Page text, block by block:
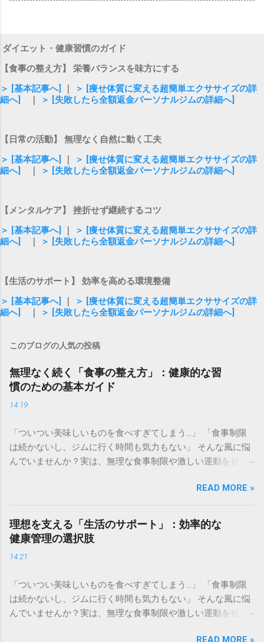
ダイエット・健康習慣のガイド
【食事の整え方】 栄養バランスを味方にする
＞ [基本記事へ]
＞ [痩せ体質に変える超簡単エクササイズの詳
細へ]
＞ [失敗したら全額返金パーソナルジムの詳細へ]
【日常の活動】 無理なく自然に動く工夫
＞ [基本記事へ]
＞ [痩せ体質に変える超簡単エクササイズの詳
細へ]
＞ [失敗したら全額返金パーソナルジムの詳細へ]
【メンタルケア】 挫折せず継続するコツ
＞ [基本記事へ]
＞ [痩せ体質に変える超簡単エクササイズの詳
細へ]
＞ [失敗したら全額返金パーソナルジムの詳細へ]
【生活のサポート】 効率を高める環境整備
＞ [基本記事へ]
＞ [痩せ体質に変える超簡単エクササイズの詳
細へ]
＞ [失敗したら全額返金パーソナルジムの詳細へ]
このブログの人気の投稿
無理なく続く「食事の整え方」：健康的な習
慣のための基本ガイド
14:19
「ついつい美味しいものを食べすぎてしまう…」 「食事制限
は続かないし、ジムに行く時間も気力もない」 そんな風に悩
んでいませんか？実は、無理な食事制限や激しい運動をせず
法はあります。長年維持している僕の習慣と、理想のボディ
メイクをサポートしてくれる専門的な環境、それぞれの選択
肢をご紹介します。 ✅ 自宅でコツコツ！体質改善を目指す具
体的なメソッド [こちらから無理なく続けられるエクササイズ
を見る] ✅ 専門家のサポートで最短を目指すパーソナルトレー
ニング [プロと一緒に理想の体を目指す無料体験はこちら] 毎
で、健康のために何か良い習慣を取り入れたいと思っても、
何をどう変えればいいのか分からなくなることは誰にでもあ
ります。無理な食事制限や極端なメニューの変更は、長続き
READ MORE »
理想を支える「生活のサポート」：効率的な
健康管理の選択肢
14:21
「ついつい美味しいものを食べすぎてしまう…」 「食事制限
は続かないし、ジムに行く時間も気力もない」 そんな風に悩
んでいませんか？実は、無理な食事制限や激しい運動をせず
READ MORE »